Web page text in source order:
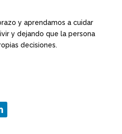
y aprendamos a cuidar
y dejando que la persona
decisiones.